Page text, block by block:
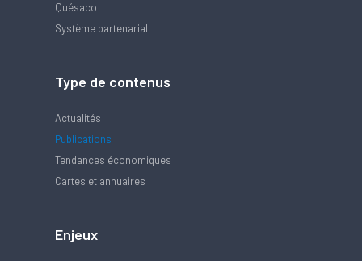
Quésaco
Système partenarial
Type de contenus
Actualités
Publications
Tendances économiques
Cartes et annuaires
Enjeux